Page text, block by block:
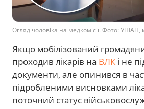
Огляд чоловіка на медкомісії. Фото:
Якщо мобілізований
проходив лікарів на ВЛК і не
документи, але опинився в
підробленими висновками
поточний статус